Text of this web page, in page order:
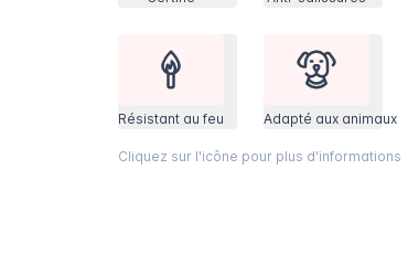
Résistant au feu Adapté aux animaux
Cliquez sur l'icône pour plus d'informations